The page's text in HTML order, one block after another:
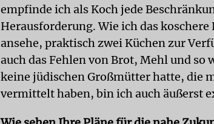
empfinde ich als Koch jede
Herausforderung. Wie ich das
ansehe, praktisch zwei Küchen zur
auch das Fehlen von Brot, Mehl und so
keine jüdischen Großmütter hatte, die
vermittelt haben, bin ich auch äußerst